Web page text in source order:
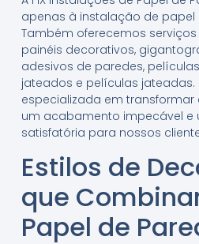
apenas à instalação de papel
Também oferecemos
painéis decorativos,
adesivos de paredes,
jateados e películas jateadas.
especializada em
um acabamento impecável e
satisfatória para nossos
Estilos de
que
Papel de